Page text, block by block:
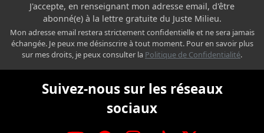
J'accepte, en renseignant mon adresse email, d'être
abonné(e) à la lettre gratuite du Juste Milieu.
Mon adresse email restera strictement confidentielle et ne sera jamais
échangée. Je peux me désinscrire à tout moment. Pour en savoir plus
sur mes droits, je peux consulter la Politique de Confidentialité.
Suivez-nous sur les réseaux
sociaux